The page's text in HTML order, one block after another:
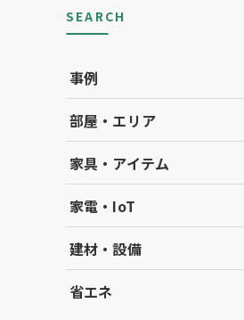
SEARCH
事例
部屋・エリア
家具・アイテム
家電・IoT
建材・設備
省エネ